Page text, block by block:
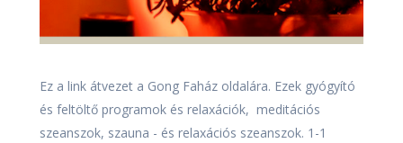
Ez a link átvezet a Gong Faház oldalára. Ezek gyógyító
és feltöltő programok és relaxációk, meditációs
szeanszok, szauna - és relaxációs szeanszok. 1-1